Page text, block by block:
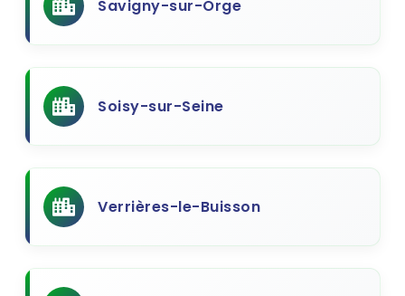
Savigny-sur-Orge
Soisy-sur-Seine
Verrières-le-Buisson